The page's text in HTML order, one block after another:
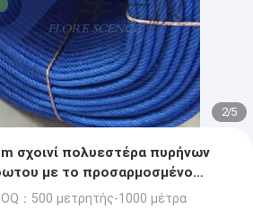
2/5
σχοινί πολυεστέρα πυρήνων
με το προσαρμοσμένο
：500 μετρητής-1000 μέτρα